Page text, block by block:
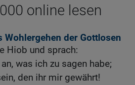
online lesen
Wohlergehen der Gottlosen
Hiob und sprach:
was ich zu sagen habe;
den ihr mir gewährt!